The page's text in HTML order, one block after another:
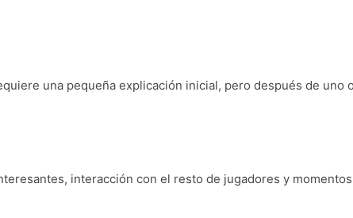
una pequeña explicación inicial, pero después de uno
interacción con el resto de jugadores y